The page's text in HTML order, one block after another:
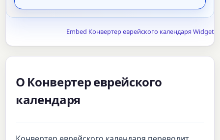
Embed Конвертер еврейского календаря Widget
О Конвертер еврейского
календаря